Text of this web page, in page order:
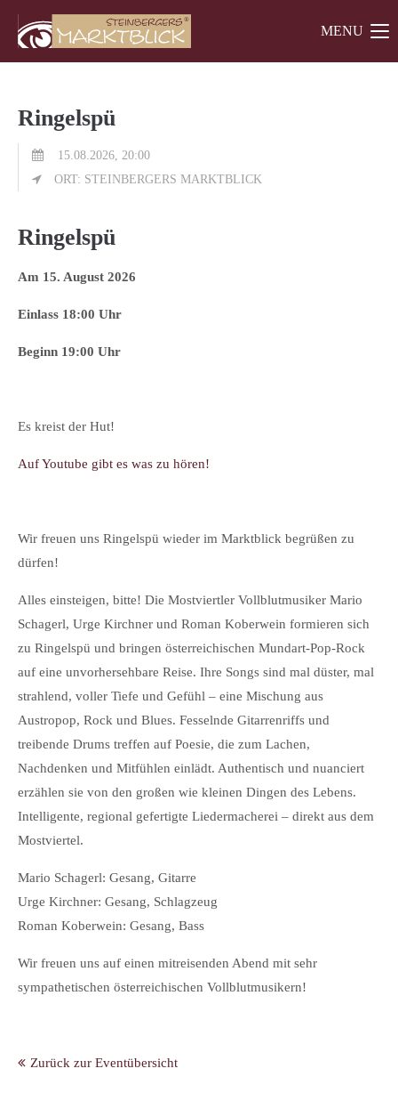
Der Eintrag "offcanvas-col1" existiert leider nicht.
Der Eintrag "offcanvas-col3" existiert leider nicht.
MENU
Ringelspü
15.08.2026, 20:00
ORT: STEINBERGERS MARKTBLICK
Ringelspü
Am 15. August 2026
Einlass 18:00 Uhr
Beginn 19:00 Uhr
Es kreist der Hut!
Auf Youtube gibt es was zu hören!
Wir freuen uns Ringelspü wieder im Marktblick begrüßen zu
dürfen!
Alles einsteigen, bitte! Die Mostviertler Vollblutmusiker Mario
Schagerl, Urge Kirchner und Roman Koberwein formieren sich
zu Ringelspü und bringen österreichischen Mundart-Pop-Rock
auf eine unvorhersehbare Reise. Ihre Songs sind mal düster, mal
strahlend, voller Tiefe und Gefühl – eine Mischung aus
Austropop, Rock und Blues. Fesselnde Gitarrenriffs und
treibende Drums treffen auf Poesie, die zum Lachen,
Nachdenken und Mitfühlen einlädt. Authentisch und nuanciert
erzählen sie von den großen wie kleinen Dingen des Lebens.
Intelligente, regional gefertigte Liedermacherei – direkt aus dem
Mostviertel.
Mario Schagerl: Gesang, Gitarre
Urge Kirchner: Gesang, Schlagzeug
Roman Koberwein: Gesang, Bass
Wir freuen uns auf einen mitreisenden Abend mit sehr
sympathetischen österreichischen Vollblutmusikern!
Zurück zur Eventübersicht